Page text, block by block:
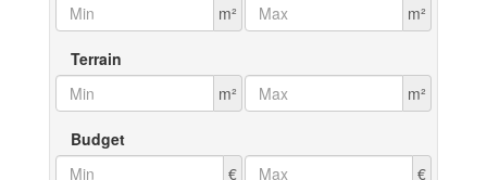
m²
m²
Terrain
m²
m²
Budget
€
€